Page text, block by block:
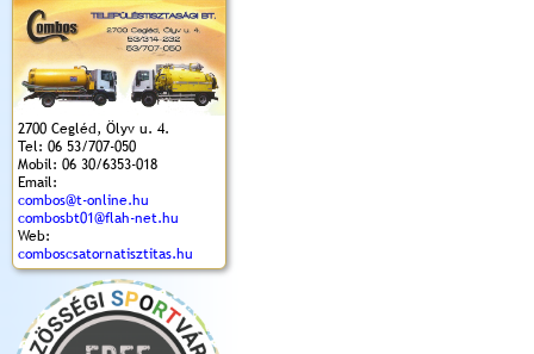
2700 Cegléd, Ölyv u. 4.
Tel: 06 53/707-050
Mobil: 06 30/6353-018
Email:
combos@t-online.hu
combosbt01@flah-net.hu
Web:
comboscsatornatisztitas.hu